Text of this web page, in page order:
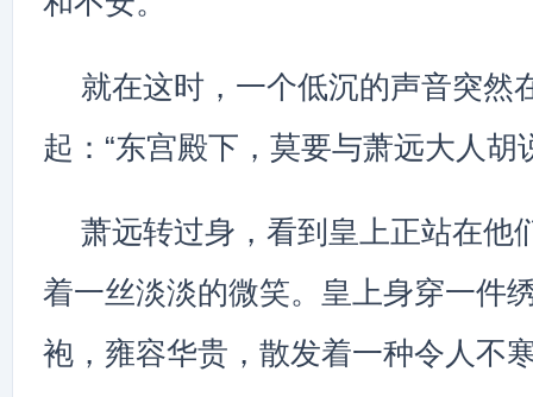
就在这时，一个低沉的声音突然
起：“东宫殿下，莫要与萧远大人胡
萧远转过身，看到皇上正站在他
着一丝淡淡的微笑。皇上身穿一件
袍，雍容华贵，散发着一种令人不